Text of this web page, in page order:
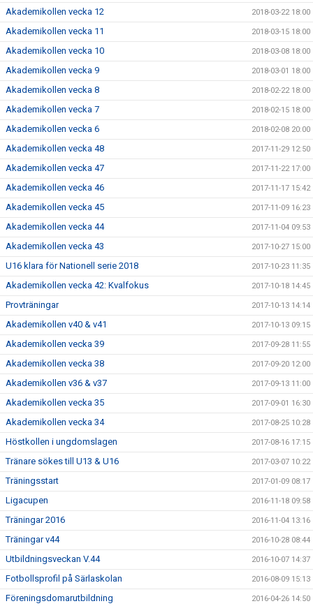
Akademikollen vecka 12 2018-03-22 18:00
Akademikollen vecka 11 2018-03-15 18:00
Akademikollen vecka 10 2018-03-08 18:00
Akademikollen vecka 9 2018-03-01 18:00
Akademikollen vecka 8 2018-02-22 18:00
Akademikollen vecka 7 2018-02-15 18:00
Akademikollen vecka 6 2018-02-08 20:00
Akademikollen vecka 48 2017-11-29 12:50
Akademikollen vecka 47 2017-11-22 17:00
Akademikollen vecka 46 2017-11-17 15:42
Akademikollen vecka 45 2017-11-09 16:23
Akademikollen vecka 44 2017-11-04 09:53
Akademikollen vecka 43 2017-10-27 15:00
U16 klara för Nationell serie 2018 2017-10-23 11:35
Akademikollen vecka 42: Kvalfokus 2017-10-18 14:45
Provträningar 2017-10-13 14:14
Akademikollen v40 & v41 2017-10-13 09:15
Akademikollen vecka 39 2017-09-28 11:55
Akademikollen vecka 38 2017-09-20 12:00
Akademikollen v36 & v37 2017-09-13 11:00
Akademikollen vecka 35 2017-09-01 16:30
Akademikollen vecka 34 2017-08-25 10:28
Höstkollen i ungdomslagen 2017-08-16 17:15
Tränare sökes till U13 & U16 2017-03-07 10:22
Träningsstart 2017-01-09 08:17
Ligacupen 2016-11-18 09:58
Träningar 2016 2016-11-04 13:16
Träningar v44 2016-10-28 08:44
Utbildningsveckan V.44 2016-10-07 14:37
Fotbollsprofil på Särlaskolan 2016-08-09 15:13
Föreningsdomarutbildning 2016-04-26 14:50